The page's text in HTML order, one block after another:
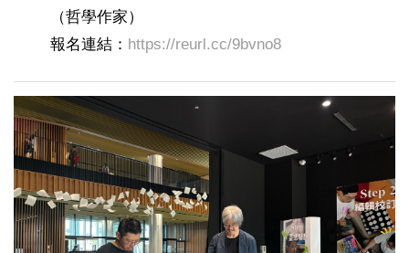
（哲學作家）
報名連結： https://reurl.cc/9bvno8